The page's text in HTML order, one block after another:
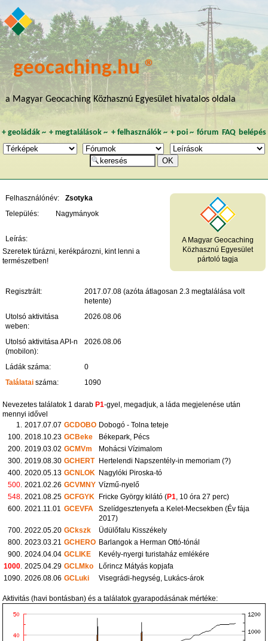
geocaching.hu ®
a Magyar Geocaching Közhasznú Egyesület hivatalos oldala
+ geoládák~ +megtalálások ~ + felhasználók~ + poi~ fórum FAQ belépés
A Magyar Geocaching
Közhasznú Egyesület
pártoló tagja
Felhasználónév:
Zsotyka
Település:
Nagymányok
Leírás:
Szeretek túrázni, kerékpározni, kint lenni a
természetben!
Regisztrált:
2017.07.08 (azóta átlagosan 2.3 megtalálása volt
hetente)
Utolsó aktivitása
weben:
2026.08.06
Utolsó aktivitása API-n
(mobilon):
2026.08.06
Ládák száma:
0
Találatai száma: 1090
Nevezetes találatok 1 darabP1-gyel, megadjuk, a láda megjelenése után
mennyi idővel
1.
2017.07.07 GCDOBO Dobogó - Tolna teteje
100. 2018.10.23 GCBeke
Békepark, Pécs
200. 2019.03.02 GCMVm
Mohácsi Vízimalom
300. 2019.08.30 GCHERT Hertelendi Napszentély-in memoriam (?)
400. 2020.05.13 GCNLOK Nagylóki Piroska-tó
500 2021.02.26 GCVMNY Vízmű-nyelő
548 2021.08.25 GCFGYK Fricke György kilátó (P1 , 10 óra 27 perc)
600. 2021.11.01 GCEVFA
Szelídgesztenyefa a Kelet-Mecsekben (Év fája
2017)
700. 2022.05.20 GCkszk
Üdülőfalu Kisszékely
800. 2023.03.21 GCHERO Barlangok a Herman Ottó-tónál
900. 2024.04.04 GCLIKE
Kevély-nyergi turistaház emlékére
1000 2025.04.29 GCLMko
Lőrincz Mátyás kopjafa
1090. 2026.08.06 GCLuki Visegrádi-hegység, Lukács-árok
Aktivitás (havi bontásban) és a találatok gyarapodásának mértéke: